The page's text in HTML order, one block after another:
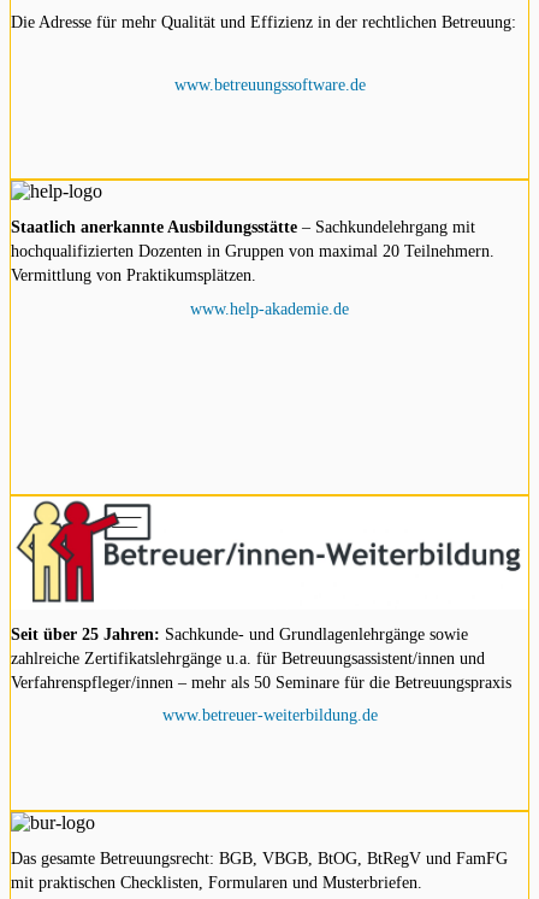
Die Adresse für mehr Qualität und Effizienz in der rechtlichen Betreuung:
www.betreuungssoftware.de
Staatlich anerkannte Ausbildungsstätte – Sachkundelehrgang mit
hochqualifizierten Dozenten in Gruppen von maximal 20 Teilnehmern.
Vermittlung von Praktikumsplätzen.
www.help-akademie.de
Seit über 25 Jahren: Sachkunde- und Grundlagenlehrgänge sowie
zahlreiche Zertifikatslehrgänge u.a. für Betreuungsassistent/innen und
Verfahrenspfleger/innen – mehr als 50 Seminare für die Betreuungspraxis
www.betreuer-weiterbildung.de
Das gesamte Betreuungsrecht: BGB, VBGB, BtOG, BtRegV und FamFG
mit praktischen Checklisten, Formularen und Musterbriefen.